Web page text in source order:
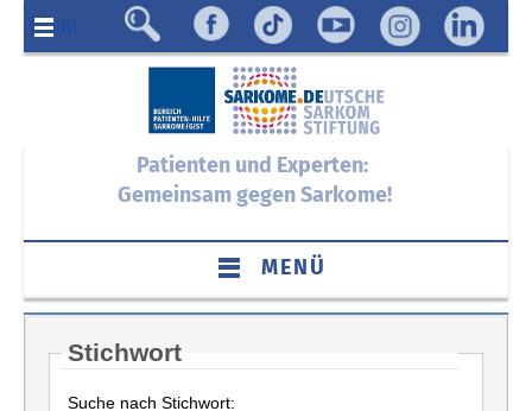
Menü
Patienten und Experten:
Gemeinsam gegen Sarkome!
MENÜ
Stichwort
Suche nach Stichwort: